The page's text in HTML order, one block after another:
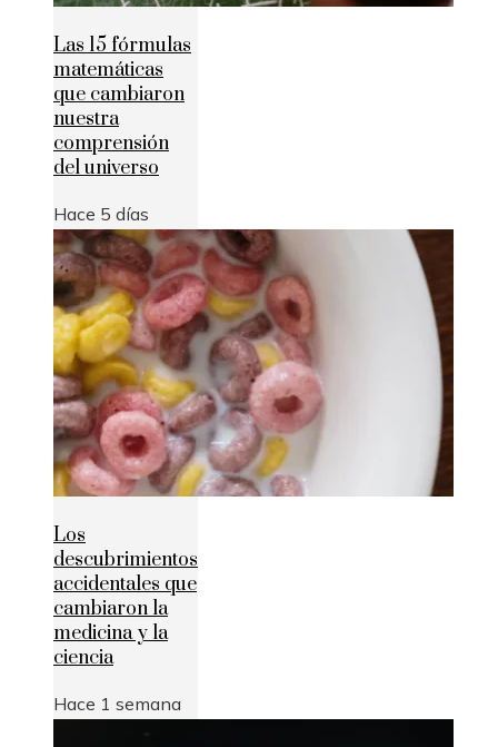
Las 15 fórmulas
matemáticas
que cambiaron
nuestra
comprensión
del universo
Hace 5 días
Los
descubrimientos
accidentales que
cambiaron la
medicina y la
ciencia
Hace 1 semana